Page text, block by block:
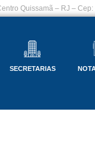
Quissamã – RJ –
SECRETARIAS